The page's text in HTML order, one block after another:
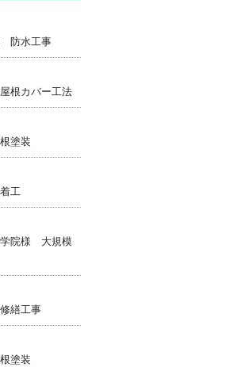
防水工事
根カバー工法
塗装
工
院様 大規模
繕工事
塗装